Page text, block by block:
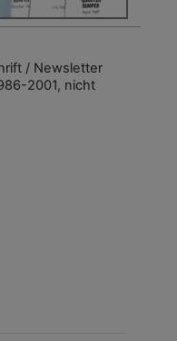
/ Newsletter
2001, nicht